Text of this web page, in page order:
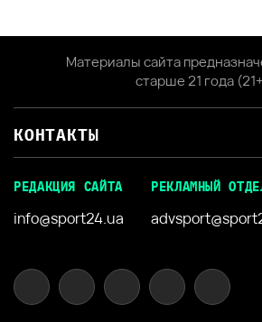
Материалы сайта
старше 21 года
КОНТАКТЫ
РЕДАКЦИЯ САЙТА
info@sport24.ua
РЕКЛАМНЫЙ